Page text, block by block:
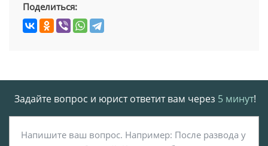
Поделиться:
Задайте вопрос и юрист ответит вам через 5 минут!